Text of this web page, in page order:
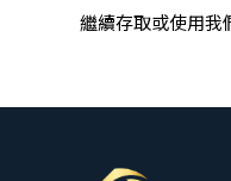
繼續存取或使用我